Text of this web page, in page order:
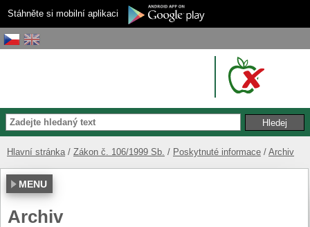
Stáhněte si mobilní aplikaci
Hlavní stránka Zákon č. 106/1999 Sb. Poskytnuté informace Archiv
MENU
Archiv